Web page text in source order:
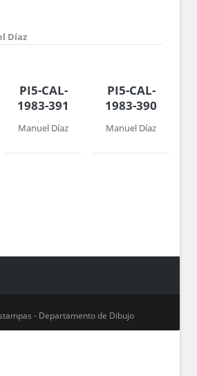
Díaz
PI5-CAL-
1983-391
Manuel Díaz
PI5-CAL-
1983-390
Manuel Díaz
- Departamento de Dibujo